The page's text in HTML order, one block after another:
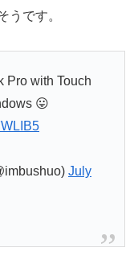
うです。
Pro with Touch
😛
July